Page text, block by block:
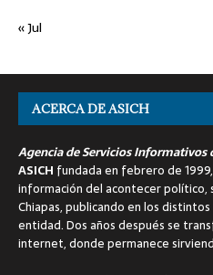
« Jul
ACERCA DE ASICH
Agencia de Servicios Informativos
ASICH fundada en febrero de
información del acontecer político,
Chiapas, publicando en los
entidad. Dos años después se
internet, donde permanece